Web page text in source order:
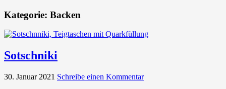
Kategorie: Backen
Sotschniki
30. Januar 2021 Schreibe einen Kommentar